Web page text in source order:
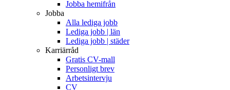
Jobba hemifrån
Jobba
Alla lediga jobb
Lediga jobb | län
Lediga jobb | städer
Karriärråd
Gratis CV-mall
Personligt brev
Arbetsintervju
CV